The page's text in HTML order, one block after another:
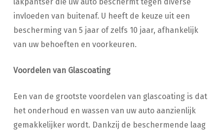
invloeden van buitenaf. U heeft de keuze uit een
bescherming van 5 jaar of zelfs 10 jaar, afhankelijk
van uw behoeften en voorkeuren.
Voordelen van Glascoating
Een van de grootste voordelen van glascoating is dat
het onderhoud en wassen van uw auto aanzienlijk
gemakkelijker wordt. Dankzij de beschermende laag